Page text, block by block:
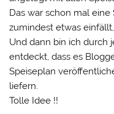
Das war schon mal
zumindest etwas
Und dann bin ich durch
entdeckt, dass es
Speiseplan
liefern.
Tolle Idee !!